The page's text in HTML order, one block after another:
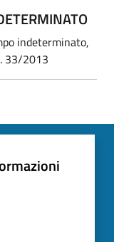
indeterminato,
33/2013